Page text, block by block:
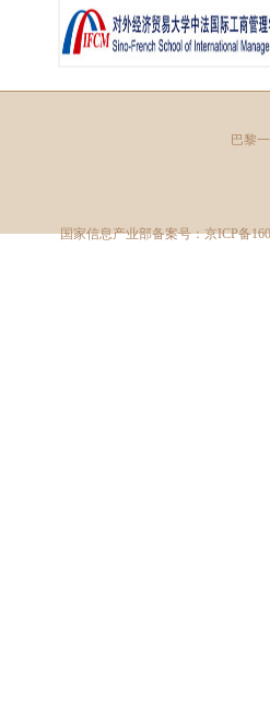
巴黎
国家信息产业部备案号：京ICP备